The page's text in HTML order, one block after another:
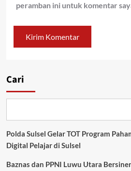
peramban ini untuk komentar
Cari
Polda Sulsel Gelar TOT Program
Digital Pelajar di Sulsel
Baznas dan PPNI Luwu Utara